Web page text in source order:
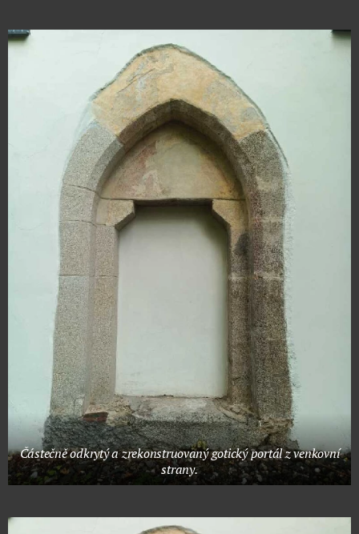
Částečně odkrytý a zrekonstruovaný gotický portál z venkovní
strany.